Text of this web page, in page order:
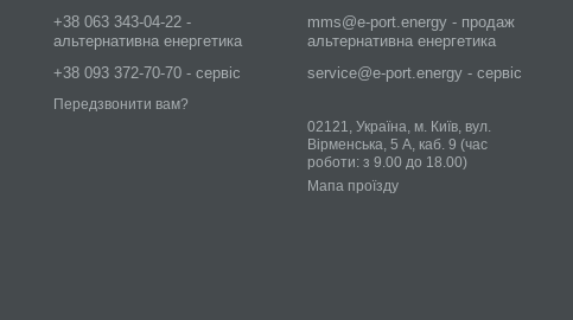
+38 063 343-04-22 -
альтернативна енергетика
+38 093 372-70-70 - сервіс
Передзвонити вам?
mms@e-port.energy - продаж
альтернативна енергетика
service@e-port.energy - сервіс
02121, Україна, м. Київ, вул.
Вірменська, 5 А, каб. 9 (час
роботи: з 9.00 до 18.00)
Мапа проїзду